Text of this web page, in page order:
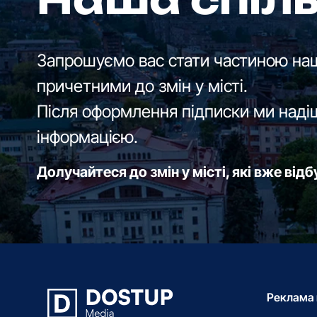
Запрошуємо вас стати частиною
причетними до змін у місті.
Після оформлення підписки ми
інформацією.
Долучайтеся до змін у місті, які вже
Реклама